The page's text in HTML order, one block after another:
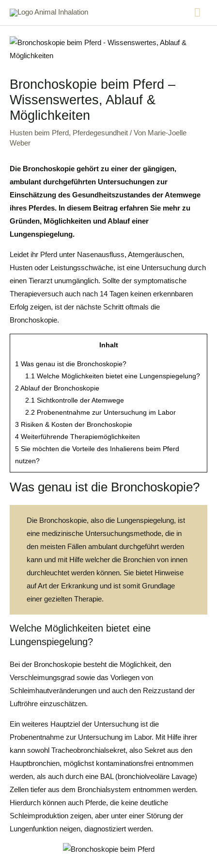
Bronchoskopie beim Pferd –
Wissenswertes, Ablauf &
Möglichkeiten
Husten beim Pferd, Pferdegesundheit / Von Marie-Joelle
Weber
Die Bronchoskopie gehört zu einer der gängigen,
ambulant durchgeführten Untersuchungen zur
Einschätzung des Gesundheitszustandes der Atemwege
ihres Pferdes. In diesem Beitrag erfahren Sie mehr zu
Gründen, Möglichkeiten und Ablauf einer
Lungenspiegelung.
Leidet ihr Pferd unter Nasenausfluss, Atemgeräuschen,
Husten oder Leistungsschwäche, ist eine Untersuchung durch
einen Tierarzt unumgänglich. Sollte der symptomatische
Therapieversuch auch nach 14 Tagen keinen erkennbaren
Erfolg zeigen, ist der nächste Schritt oftmals die
Bronchoskopie.
Inhalt
1 Was genau ist die Bronchoskopie?
1.1Welche Möglichkeiten bietet eine Lungenspiegelung?
2 Ablauf der Bronchoskopie
2.1Sichtkontrolle der Atemwege
2.2 Probenentnahme zur Untersuchung im Labor
3 Risiken & Kosten der Bronchoskopie
4 Weiterführende Therapiemöglichkeiten
5 Sie möchten die Vorteile des Inhalierens beim Pferd
nutzen?
Was genau ist die Bronchoskopie?
Die Bronchoskopie, also die Lungenspiegelung, ist
eine medizinische Untersuchungsmethode, die in
den meisten Fällen ambulant durchgeführt werden
kann und mit Hilfe welcher die Bronchien von innen
durchleuchtet werden können. Sie bietet Hinweise
auf Art der Erkrankung und ist somit Grundlage
einer gezielten Therapie.
Welche Möglichkeiten bietet eine
Lungenspiegelung?
Bei der Bronchoskopie besteht die Möglichkeit, den
Verschleimungsgrad sowie das Vorliegen von
Schleimhautveränderungen und auch den Reizzustand der
Luftröhre einzuschätzen.
Ein weiteres Hauptziel der Untersuchung ist die
Probenentnahme zur Untersuchung im Labor. Mit Hilfe ihrer
kann sowohl Tracheobronchialsekret, also Sekret aus den
Hauptbronchien, möglichst kontaminationsfrei entnommen
werden, als auch durch eine BAL (bronchiolveoläre Lavage)
Zellen tiefer aus dem Bronchialsystem entnommen werden.
Hierdurch können auch Pferde, die keine deutliche
Schleimproduktion zeigen, aber unter einer Störung der
Lungenfunktion neigen, diagnostiziert werden.